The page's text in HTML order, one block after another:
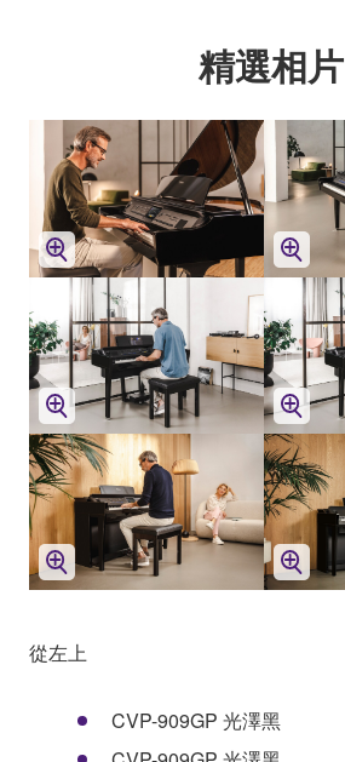
精選相片
從左上
CVP-909GP 光澤黑